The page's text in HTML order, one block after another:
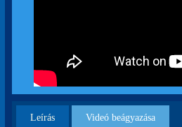
Leírás Videó beágyazása